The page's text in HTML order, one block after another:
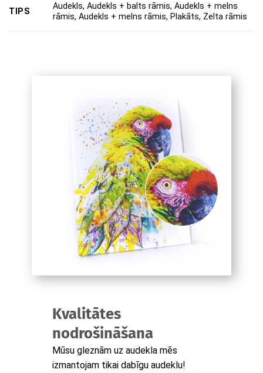
TIPS
Audekls, Audekls + balts rāmis, Audekls + melns
rāmis, Audekls + melns rāmis, Plakāts, Zelta rāmis
Kvalitātes
nodrošināšana
Mūsu gleznām uz audekla mēs
izmantojam tikai dabīgu audeklu!